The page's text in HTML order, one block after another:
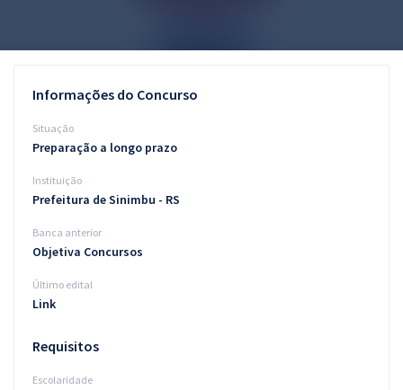
Questões grátis
Blog
Aprovados
Atendimento
Informações do Concurso
Situação
Preparação a longo prazo
Instituição
Prefeitura de Sinimbu - RS
Banca anterior
Objetiva Concursos
Último edital
Link
Requisitos
Escolaridade